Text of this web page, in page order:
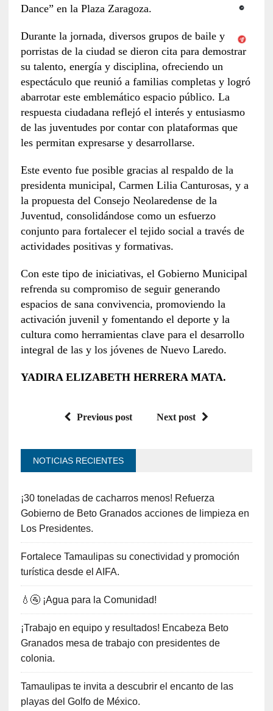
Dance” en la Plaza Zaragoza.
Durante la jornada, diversos grupos de baile y
porristas de la ciudad se dieron cita para demostrar
su talento, energía y disciplina, ofreciendo un
espectáculo que reunió a familias completas y logró
abarrotar este emblemático espacio público. La
respuesta ciudadana reflejó el interés y entusiasmo
de las juventudes por contar con plataformas que
les permitan expresarse y desarrollarse.
Este evento fue posible gracias al respaldo de la
presidenta municipal, Carmen Lilia Canturosas, y a
la propuesta del Consejo Neolaredense de la
Juventud, consolidándose como un esfuerzo
conjunto para fortalecer el tejido social a través de
actividades positivas y formativas.
Con este tipo de iniciativas, el Gobierno Municipal
refrenda su compromiso de seguir generando
espacios de sana convivencia, promoviendo la
activación juvenil y fomentando el deporte y la
cultura como herramientas clave para el desarrollo
integral de las y los jóvenes de Nuevo Laredo.
YADIRA ELIZABETH HERRERA MATA.
Previous post Next post
NOTICIAS RECIENTES
¡30 toneladas de cacharros menos! Refuerza
Gobierno de Beto Granados acciones de limpieza en
Los Presidentes.
Fortalece Tamaulipas su conectividad y promoción
turística desde el AIFA.
💧🚰 ¡Agua para la Comunidad!
¡Trabajo en equipo y resultados! Encabeza Beto
Granados mesa de trabajo con presidentes de
colonia.
Tamaulipas te invita a descubrir el encanto de las
playas del Golfo de México.